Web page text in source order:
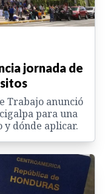
jornada de
Trabajo anunció
para una
y dónde aplicar.